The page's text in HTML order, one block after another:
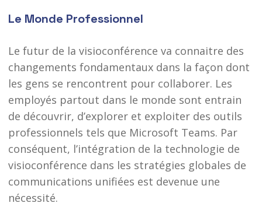
Le Monde Professionnel
Le futur de la visioconférence va connaitre des
changements fondamentaux dans la façon dont
les gens se rencontrent pour collaborer. Les
employés partout dans le monde sont entrain
de découvrir, d’explorer et exploiter des outils
professionnels tels que Microsoft Teams. Par
conséquent, l’intégration de la technologie de
visioconférence dans les stratégies globales de
communications unifiées est devenue une
nécessité.